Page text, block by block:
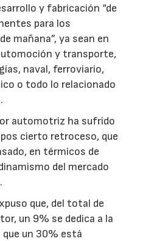
y fabricación “de
para los
mañana”, ya sean en
y transporte,
naval, ferroviario,
o todo lo relacionado
automotriz ha sufrido
cierto retroceso, que
en térmicos de
del mercado
que, del total de
un 9% se dedica a la
un 30% está